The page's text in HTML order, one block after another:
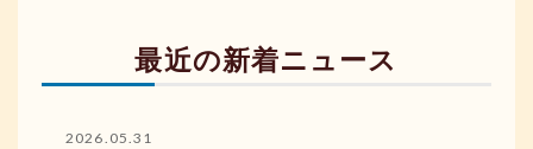
最近の新着ニュース
2026.05.31